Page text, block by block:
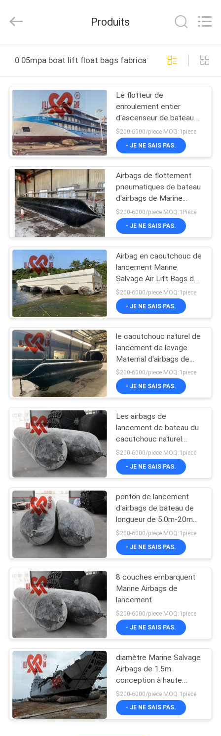
PRODUITS
VR
SHOW
PROPOS
DE
NOUS
VISITE
D'USINE
CONTRÔLE
DE
QUALITÉ
CONTACTEZ-
NOUS
NOUVELLES
CAS
PLAN
DU
SITE
PRIVACY
POLICY
Products
Rights
Produits
0 05mpa boat lift float bags fabrication en ligne
Le flotteur de
enroulement entier
d'ascenseur de bateau
de CCS met en sac le
matériel en caoutchouc
pour l'atterrissage
$200-6000/piece MOQ:1piece
- JE NE SAIS PAS.
Airbags de flottement
pneumatiques de bateau
d'airbags de Marine
Lifting Ship Launching
Rubber
$200-6000/piece MOQ:1Piece
- JE NE SAIS PAS.
Airbag en caoutchouc de
lancement Marine
Salvage Air Lift Bags de
bateau multi de couche
$200-6000/piece MOQ:1piece
- JE NE SAIS PAS.
le caoutchouc naturel de
lancement de levage
Materrial d'airbags de
bateau de 0.05MPa
0.15MPa
$200-6000/piece MOQ:1piece
- JE NE SAIS PAS.
Les airbags de
lancement de bateau du
caoutchouc naturel
montent en ballon pour
des bateaux
d'atterrissage
$200-6000/piece MOQ:1piece
- JE NE SAIS PAS.
ponton de lancement
d'airbags de bateau de
longueur de 5.0m-20m
avec la taille différente
$200-6000/piece MOQ:1piece
- JE NE SAIS PAS.
8 couches embarquent
Marine Airbags de
lancement
$200-6000/piece MOQ:1piece
- JE NE SAIS PAS.
diamètre Marine Salvage
Airbags de 1.5m
conception à haute
pression de 6 couches
$200-6000/piece MOQ:1piece
- JE NE SAIS PAS.